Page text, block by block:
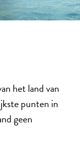
het land van
punten in
geen